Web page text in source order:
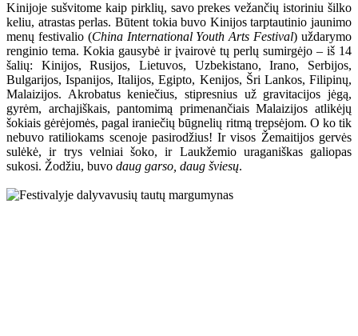
Kinijoje sušvitome kaip pirklių, savo prekes vežančių istoriniu šilko
keliu, atrastas perlas. Būtent tokia buvo Kinijos tarptautinio jaunimo
menų festivalio (China International Youth Arts Festival) uždarymo
renginio tema. Kokia gausybė ir įvairovė tų perlų sumirgėjo – iš 14
šalių: Kinijos, Rusijos, Lietuvos, Uzbekistano, Irano, Serbijos,
Bulgarijos, Ispanijos, Italijos, Egipto, Kenijos, Šri Lankos, Filipinų,
Malaizijos. Akrobatus keniečius, stipresnius už gravitacijos jėgą,
gyrėm, archajiškais, pantomimą primenančiais Malaizijos atlikėjų
šokiais gėrėjomės, pagal iraniečių būgnelių ritmą trepsėjom. O ko tik
nebuvo ratiliokams scenoje pasirodžius! Ir visos Žemaitijos gervės
sulėkė, ir trys velniai šoko, ir Laukžemio uraganiškas galiopas
sukosi. Žodžiu, buvo daug garso, daug šviesų.